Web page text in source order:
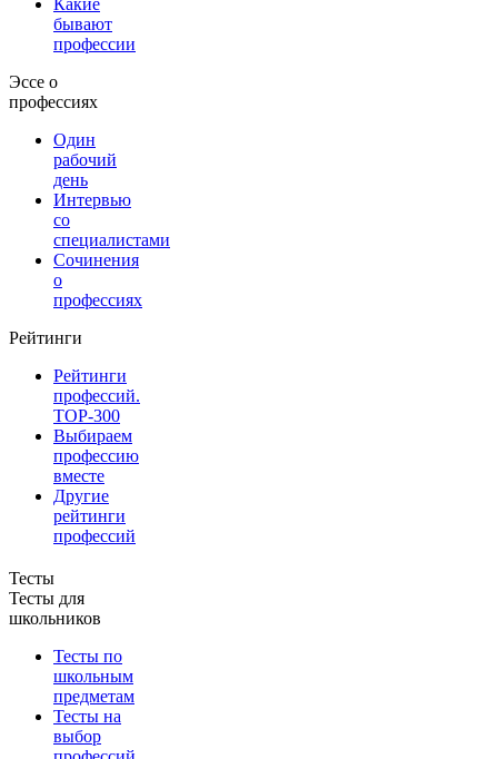
бывают
профессии
Эссе о
профессиях
Один
рабочий
день
Интервью
со
специалистами
Сочинения
о
профессиях
Рейтинги
Рейтинги
профессий.
TOP-300
Выбираем
профессию
вместе
Другие
рейтинги
профессий
Тесты
Тесты для
школьников
Тесты по
школьным
предметам
Тесты на
выбор